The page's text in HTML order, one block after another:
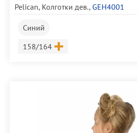
Pelican, Колготки дев., GEH4001
Синий
Размер
158/164